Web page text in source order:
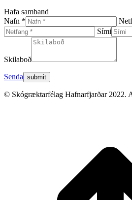
Hafa samband
Nafn *
Sími
Skilaboð
Senda
© Skógræktarfélag Hafnarfjarðar 2022.